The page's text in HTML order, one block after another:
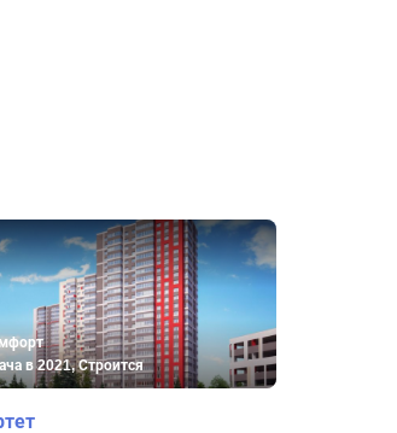
в 2021, Строится